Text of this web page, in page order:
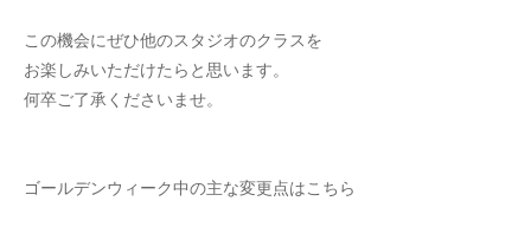
この機会にぜひ他のスタジオのクラスを
お楽しみいただけたらと思います。
何卒ご了承くださいませ。
ゴールデンウィーク中の主な変更点はこちら